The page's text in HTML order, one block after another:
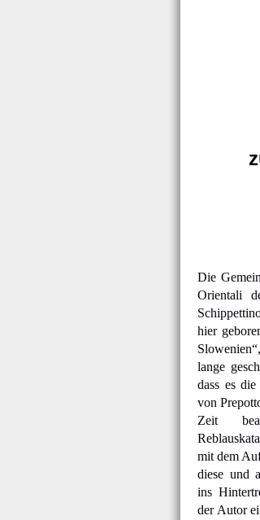
Die
Orientali
hier
lange
dass es
von
Zeit
mit dem
diese und
ins
der Autor